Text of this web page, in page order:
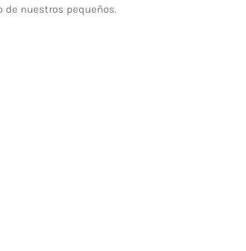
nuestros pequeños.